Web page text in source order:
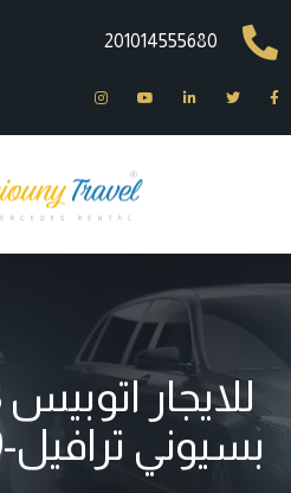
201014555680
بسيوني ترافيل-01100092199